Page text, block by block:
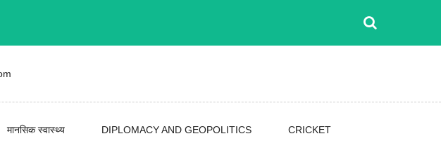
मानसिक स्वास्थ्य DIPLOMACY AND GEOPOLITICS CRICKET